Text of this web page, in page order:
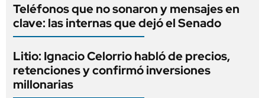
Teléfonos que no sonaron y mensajes en
clave: las internas que dejó el Senado
Litio: Ignacio Celorrio habló de precios,
retenciones y confirmó inversiones
millonarias